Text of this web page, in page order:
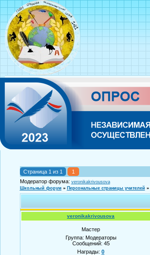
Страница 1 из 1
1
Модератор форума: veronikakrivousova
Школьный форум » Персональные страницы учителей »
veronikakrivousova
Мастер
Группа: Модераторы
Сообщений: 45
Награды: 0